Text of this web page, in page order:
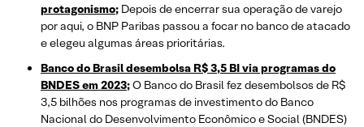
protagonismo; Depois de encerrar sua operação de varejo
por aqui, o BNP Paribas passou a focar no banco de atacado
e elegeu algumas áreas prioritárias.
Banco do Brasil desembolsa R$ 3,5 BI via programas do
BNDES em 2023;O Banco do Brasil fez desembolsos de R$
3,5 bilhões nos programas de investimento do Banco
Nacional do Desenvolvimento Econômico e Social (BNDES)